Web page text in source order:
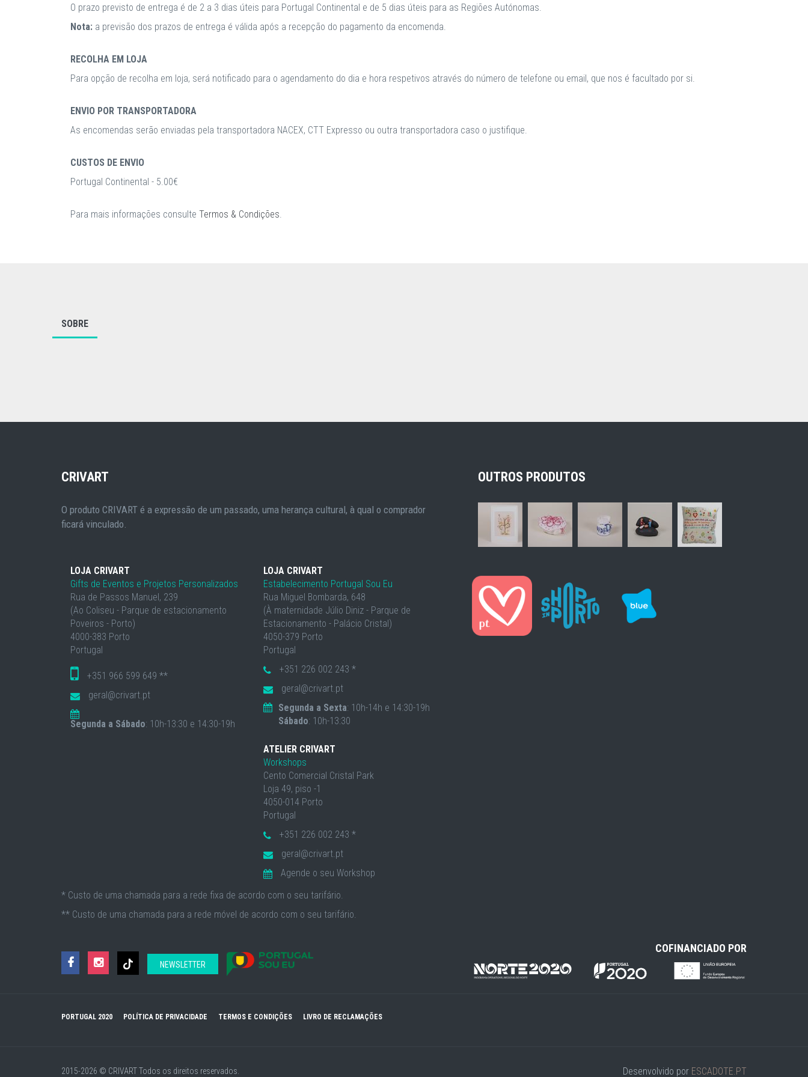
O prazo previsto de entrega é de 2 a 3 dias úteis para Portugal Continental e de 5 dias úteis para as Regiões Autónomas.
Nota: a previsão dos prazos de entrega é válida após a recepção do pagamento da encomenda.
RECOLHA EM LOJA
Para opção de recolha em loja, será notificado para o agendamento do dia e hora respetivos através do número de telefone ou email, que nos é facultado por si.
ENVIO POR TRANSPORTADORA
As encomendas serão enviadas pela transportadora NACEX, CTT Expresso ou outra transportadora caso o justifique.
CUSTOS DE ENVIO
Portugal Continental - 5.00€
Para mais informações consulte Termos & Condições.
SOBRE
CRIVART
O produto CRIVART é a expressão de um passado, uma herança cultural, à qual o comprador
ficará vinculado.
LOJA CRIVART
Gifts de Eventos e Projetos Personalizados
Rua de Passos Manuel, 239
(Ao Coliseu - Parque de estacionamento
Poveiros - Porto)
4000-383 Porto
Portugal
+351 966 599 649 **
geral@crivart.pt
Segunda a Sábado: 10h-13:30 e 14:30-19h
LOJA CRIVART
Estabelecimento Portugal Sou Eu
Rua Miguel Bombarda, 648
(À maternidade Júlio Diniz - Parque de
Estacionamento - Palácio Cristal)
4050-379 Porto
Portugal
+351 226 002 243 *
geral@crivart.pt
Segunda a Sexta: 10h-14h e 14:30-19h
Sábado: 10h-13:30
ATELIER CRIVART
Workshops
Cento Comercial Cristal Park
Loja 49, piso -1
4050-014 Porto
Portugal
+351 226 002 243 *
geral@crivart.pt
Agende o seu Workshop
OUTROS PRODUTOS
* Custo de uma chamada para a rede fixa de acordo com o seu tarifário.
** Custo de uma chamada para a rede móvel de acordo com o seu tarifário.
NEWSLETTER
COFINANCIADO POR
PORTUGAL 2020 POLÍTICA DE PRIVACIDADE TERMOS E CONDIÇÕES LIVRO DE RECLAMAÇÕES
2015-2026 © CRIVARTTodos os direitos reservados. Desenvolvido por ESCADOTE.PT